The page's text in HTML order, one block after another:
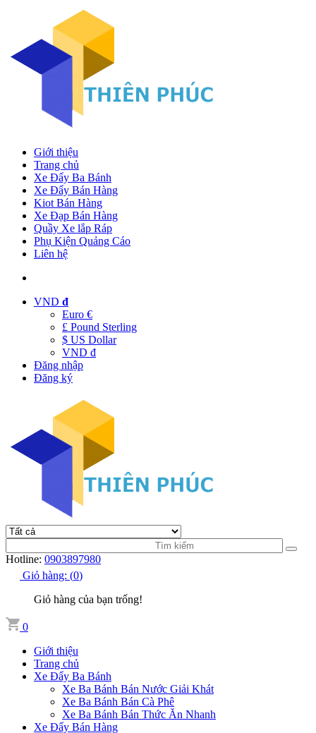
Giới thiệu
Trang chủ
Xe Đẩy Ba Bánh
Xe Đẩy Bán Hàng
Kiot Bán Hàng
Xe Đạp Bán Hàng
Quầy Xe lắp Ráp
Phụ Kiện Quảng Cáo
Liên hệ
VND đ
Euro €
£ Pound Sterling
$ US Dollar
VND đ
Đăng nhập
Đăng ký
Hotline: 0903897980
Giỏ hàng: (0)
Giỏ hàng của bạn trống!
0
Giới thiệu
Trang chủ
Xe Đẩy Ba Bánh
Xe Ba Bánh Bán Nước Giải Khát
Xe Ba Bánh Bán Cà Phê
Xe Ba Bánh Bán Thức Ăn Nhanh
Xe Đẩy Bán Hàng